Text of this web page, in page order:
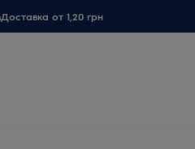
Доставка от 1,20 грн